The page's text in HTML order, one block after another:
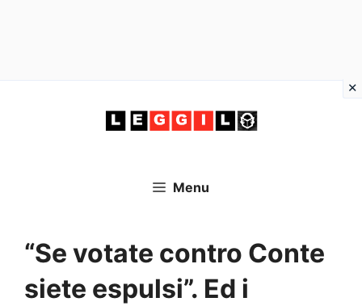
Menu
“Se votate contro Conte
siete espulsi”. Ed i